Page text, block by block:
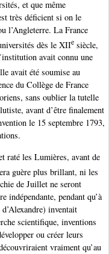
et que même
très déficient si on le
l’Angleterre. La France
dès le XIIe siècle,
avait connu une
avait été soumise au
du Collège de France
sans oublier la tutelle
avant d’être finalement
le 15 septembre 1793,
raté les Lumières, avant de
guère plus brillant, ni les
de Juillet ne seront
indépendante, pendant qu’à
inventait
scientifique, inventions
ou créer leurs
vraiment qu’au